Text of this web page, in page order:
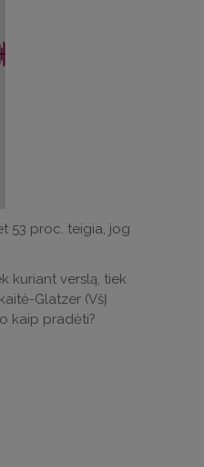
53 proc. teigia, jog
kuriant verslą, tiek
Glatzer (VšĮ
kaip pradėti?